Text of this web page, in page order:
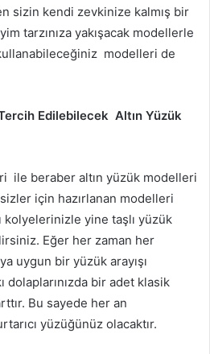
sizin kendi zevkinize kalmış bir
tarzınıza yakışacak modellerle
modelleri de
Edilebilecek Altın Yüzük
ile beraber altın yüzük modelleri
için hazırlanan modelleri
yine taşlı yüzük
Eğer her zaman her
uygun bir yüzük arayışı
dolaplarınızda bir adet klasik
Bu sayede her an
yüzüğünüz olacaktır.